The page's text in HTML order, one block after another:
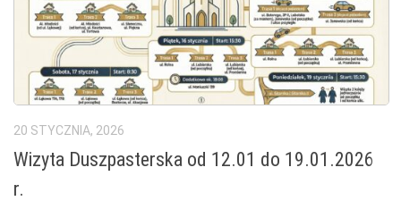
20 STYCZNIA, 2026
Wizyta Duszpasterska od 12.01 do 19.01.2026
r.